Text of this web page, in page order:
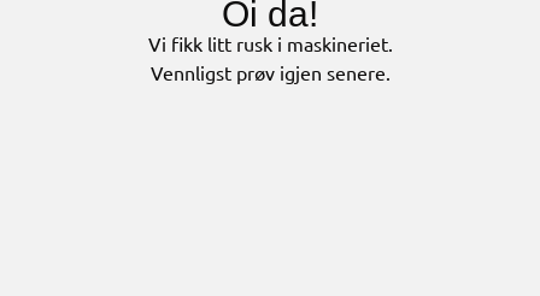
Oi da!
Vi fikk litt rusk i maskineriet.
Vennligst prøv igjen senere.